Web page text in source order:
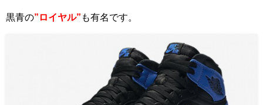
黒青の”ロイヤル” も有名です。